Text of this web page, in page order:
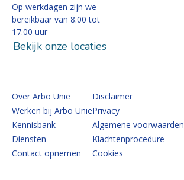
Op werkdagen zijn we
bereikbaar van 8.00 tot
17.00 uur
Bekijk onze locaties
Over Arbo Unie
Werken bij Arbo Unie
Kennisbank
Diensten
Contact opnemen
Disclaimer
Privacy
Algemene voorwaarden
Klachtenprocedure
Cookies